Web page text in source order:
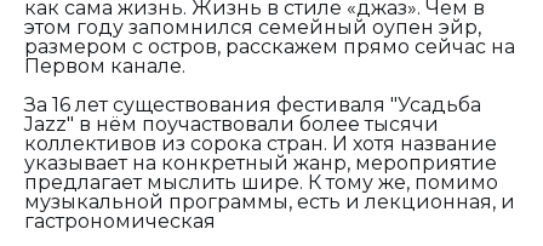
как сама жизнь. Жизнь в стиле «джаз». Чем в
этом году запомнился семейный оупен эйр,
размером с остров, расскажем прямо сейчас на
Первом канале.
За 16 лет существования фестиваля "Усадьба
Jazz" в нём поучаствовали более тысячи
коллективов из сорока стран. И хотя название
указывает на конкретный жанр, мероприятие
предлагает мыслить шире. К тому же, помимо
музыкальной программы, есть и лекционная, и
гастрономическая